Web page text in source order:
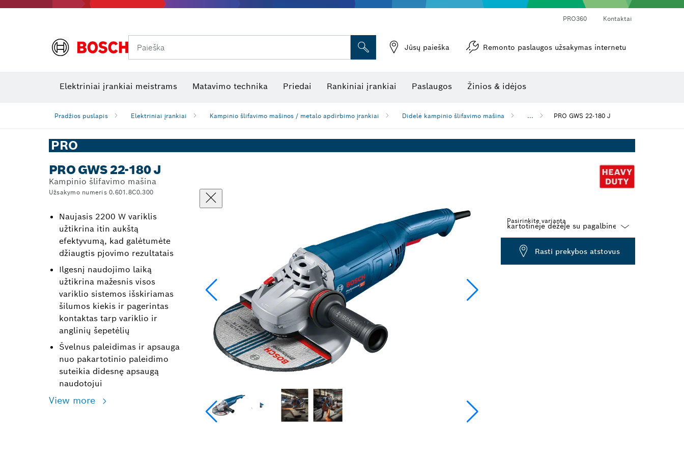
PRO360 Kontaktai
Paieška Jūsų paieška Remonto paslaugos užsakymas internetu
Elektriniai įrankiai meistrams Matavimo technika Priedai Rankiniai įrankiai Paslaugos Žinios & idėjos
Pradžios puslapis Elektriniai įrankiai Kampinio šlifavimo mašinos / metalo apdirbimo įrankiai Didelė kampinio šlifavimo mašina ... PRO GWS 22-180 J
PRO
PRO GWS 22-180 J
Kampinio šlifavimo mašina
Užsakymo numeris 0.601.8C0.300
Naujasis 2200 W variklis
užtikrina itin aukštą
efektyvumą, kad galėtumėte
džiaugtis pjovimo rezultatais
Ilgesnį naudojimo laiką
užtikrina mažesnis visos
variklio sistemos išskiriamas
šilumos kiekis ir pagerintas
kontaktas tarp variklio ir
anglinių šepetėlių
Švelnus paleidimas ir apsauga
nuo pakartotinio paleidimo
suteikia didesnę apsaugą
naudotojui
View more
Pasirinkite variantą
Dropdown
closed
Rasti prekybos atstovus